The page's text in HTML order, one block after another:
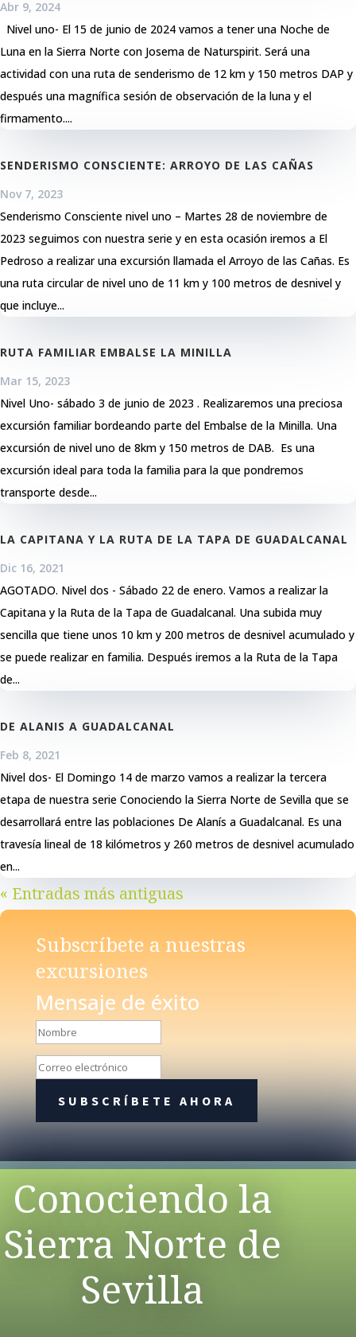
Abr 9, 2024
Nivel uno- El 15 de junio de 2024 vamos a tener una Noche de
Luna en la Sierra Norte con Josema de Naturspirit. Será una
actividad con una ruta de senderismo de 12 km y 150 metros DAP y
después una magnífica sesión de observación de la luna y el
firmamento....
SENDERISMO CONSCIENTE: ARROYO DE LAS CAÑAS
Nov 7, 2023
Senderismo Consciente nivel uno – Martes 28 de noviembre de
2023 seguimos con nuestra serie y en esta ocasión iremos a El
Pedroso a realizar una excursión llamada el Arroyo de las Cañas. Es
una ruta circular de nivel uno de 11 km y 100 metros de desnivel y
que incluye...
RUTA FAMILIAR EMBALSE LA MINILLA
Mar 15, 2023
Nivel Uno- sábado 3 de junio de 2023 . Realizaremos una preciosa
excursión familiar bordeando parte del Embalse de la Minilla. Una
excursión de nivel uno de 8km y 150 metros de DAB. Es una
excursión ideal para toda la familia para la que pondremos
transporte desde...
LA CAPITANA Y LA RUTA DE LA TAPA DE GUADALCANAL
Dic 16, 2021
AGOTADO. Nivel dos - Sábado 22 de enero. Vamos a realizar la
Capitana y la Ruta de la Tapa de Guadalcanal. Una subida muy
sencilla que tiene unos 10 km y 200 metros de desnivel acumulado y
se puede realizar en familia. Después iremos a la Ruta de la Tapa
de...
DE ALANIS A GUADALCANAL
Feb 8, 2021
Nivel dos- El Domingo 14 de marzo vamos a realizar la tercera
etapa de nuestra serie Conociendo la Sierra Norte de Sevilla que se
desarrollará entre las poblaciones De Alanís a Guadalcanal. Es una
travesía lineal de 18 kilómetros y 260 metros de desnivel acumulado
en...
« Entradas más antiguas
Subscríbete a nuestras
excursiones
Mensaje de éxito
SUBSCRÍBETE AHORA
Conociendo la
Sierra Norte de
Sevilla